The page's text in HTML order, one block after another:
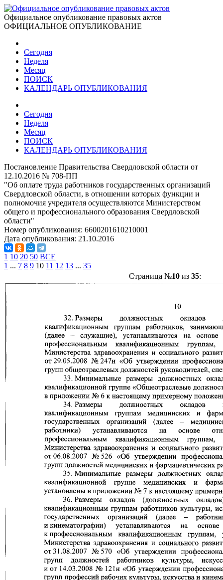
Официальное опубликование правовых актов
ОФИЦИАЛЬНОЕ ОПУБЛИКОВАНИЕ
Сегодня
Неделя
Месяц
ПОИСК
КАЛЕНДАРЬ ОПУБЛИКОВАНИЯ
Сегодня
Неделя
Месяц
ПОИСК
КАЛЕНДАРЬ ОПУБЛИКОВАНИЯ
Постановление Правительства Свердловской области от
12.10.2016 № 708-ПП
"Об оплате труда работников государственных организаций
Свердловской области, в отношении которых функции и
полномочия учредителя осуществляются Министерством
общего и профессионального образования Свердловской
области"
Номер опубликования: 6600201610210001
Дата опубликования: 21.10.2016
1 10 20 50 ВСЕ
1 ... 7 8 9 10 11 12 13 ... 35
Страница №10из 35: